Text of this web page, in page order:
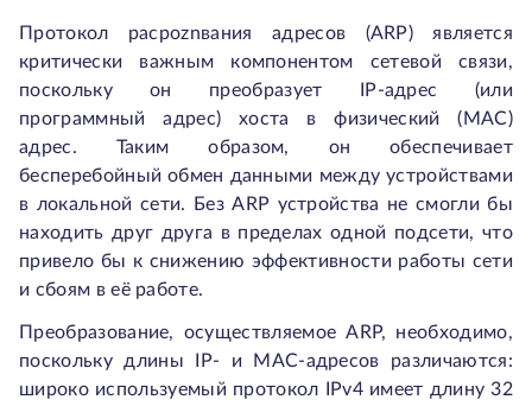
Протокол расpoznвания адресов (ARP) является
критически важным компонентом сетевой связи,
поскольку он преобразует IP-адрес (или
программный адрес) хоста в физический (MAC)
адрес. Таким образом, он обеспечивает
бесперебойный обмен данными между устройствами
в локальной сети. Без ARP устройства не смогли бы
находить друг друга в пределах одной подсети, что
привело бы к снижению эффективности работы сети
и сбоям в её работе.
Преобразование, осуществляемое ARP, необходимо,
поскольку длины IP- и MAC-адресов различаются:
широко используемый протокол IPv4 имеет длину 32